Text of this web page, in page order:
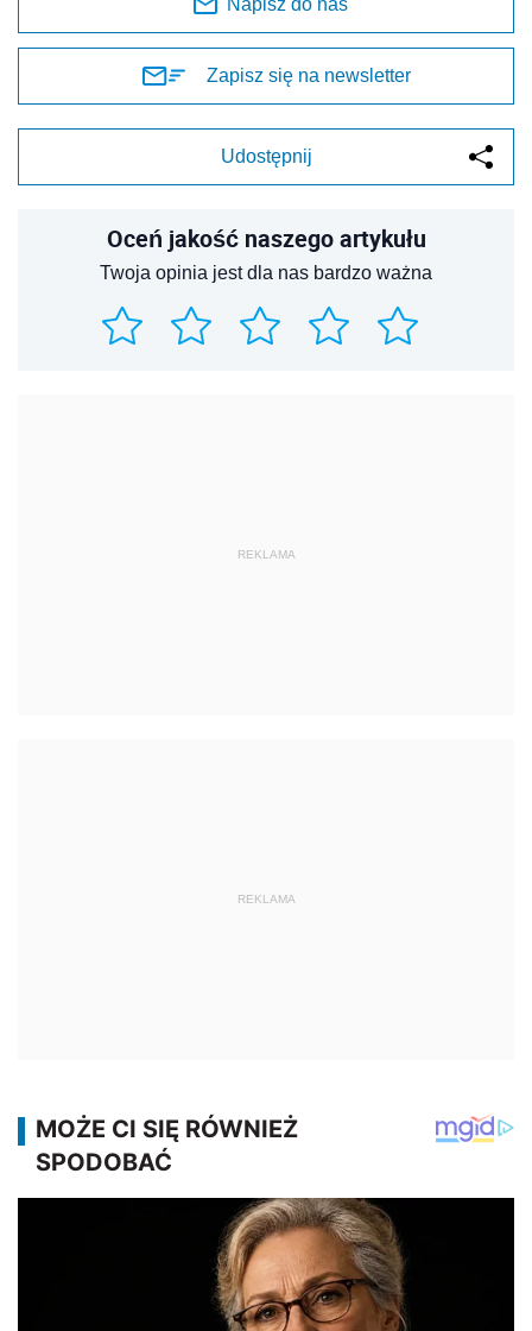
Napisz do nas
Zapisz się na newsletter
Udostępnij
Oceń jakość naszego artykułu
Twoja opinia jest dla nas bardzo ważna
REKLAMA
REKLAMA